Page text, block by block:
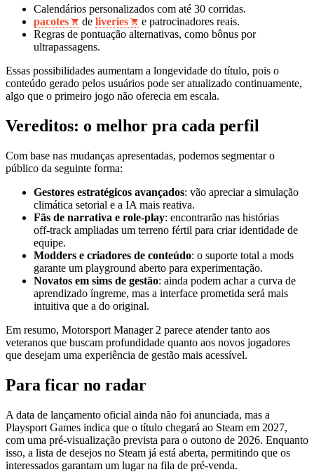
Calendários personalizados com até 30 corridas.
pacotes
de liveries
e patrocinadores reais.
Regras de pontuação alternativas, como bônus por
ultrapassagens.
Essas possibilidades aumentam a longevidade do título, pois o
conteúdo gerado pelos usuários pode ser atualizado continuamente,
algo que o primeiro jogo não oferecia em escala.
Vereditos: o melhor pra cada perfil
Com base nas mudanças apresentadas, podemos segmentar o
público da seguinte forma:
Gestores estratégicos avançados: vão apreciar a simulação
climática setorial e a IA mais reativa.
Fãs de narrativa e role‑play: encontrarão nas histórias
off‑track ampliadas um terreno fértil para criar identidade de
equipe.
Modders e criadores de conteúdo: o suporte total a mods
garante um playground aberto para experimentação.
Novatos em sims de gestão: ainda podem achar a curva de
aprendizado íngreme, mas a interface prometida será mais
intuitiva que a do original.
Em resumo, Motorsport Manager 2 parece atender tanto aos
veteranos que buscam profundidade quanto aos novos jogadores
que desejam uma experiência de gestão mais acessível.
Para ficar no radar
A data de lançamento oficial ainda não foi anunciada, mas a
Playsport Games indica que o título chegará ao Steam em 2027,
com uma pré‑visualização prevista para o outono de 2026. Enquanto
isso, a lista de desejos no Steam já está aberta, permitindo que os
interessados garantam um lugar na fila de pré‑venda.